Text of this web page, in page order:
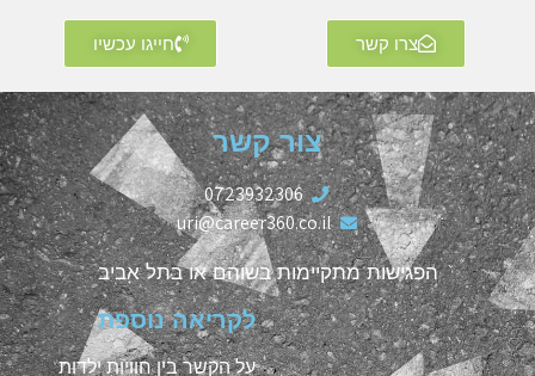
צרו קשר חייגו עכשיו
צור קשר
0723932306
uri@career360.co.il
הפגישות מתקיימות בשוהם או בתל אביב
לקריאה נוספת
על הקשר בין חוויות ילדות